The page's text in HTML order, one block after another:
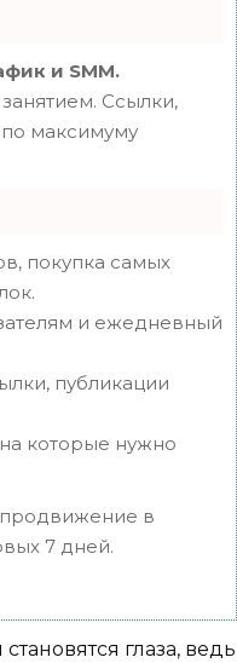
и SMM.
Ссылки,
по максимуму
покупка самых
и ежедневный
публикации
которые нужно
продвижение в
7 дней.
глаза, ведь